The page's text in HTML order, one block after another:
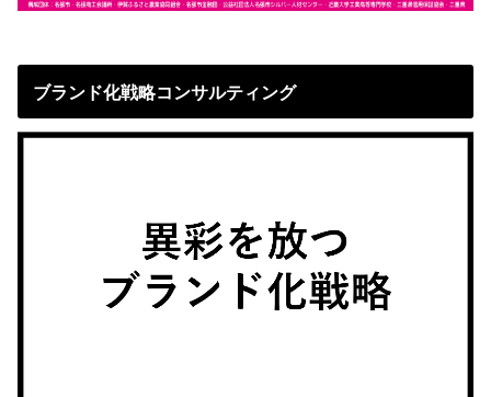
ブランド化戦略コンサルティング